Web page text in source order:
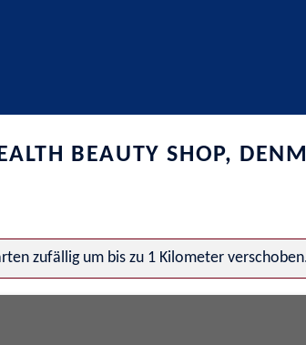
BEAUTY SHOP,
zufällig um bis zu 1 Kilometer